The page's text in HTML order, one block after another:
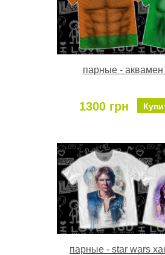
парные -
1300 грн
парные - star wars